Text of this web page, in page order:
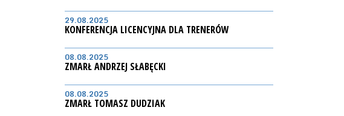
29.08.2025
KONFERENCJA LICENCYJNA DLA TRENERÓW
08.08.2025
ZMARŁ ANDRZEJ SŁABĘCKI
08.08.2025
ZMARŁ TOMASZ DUDZIAK